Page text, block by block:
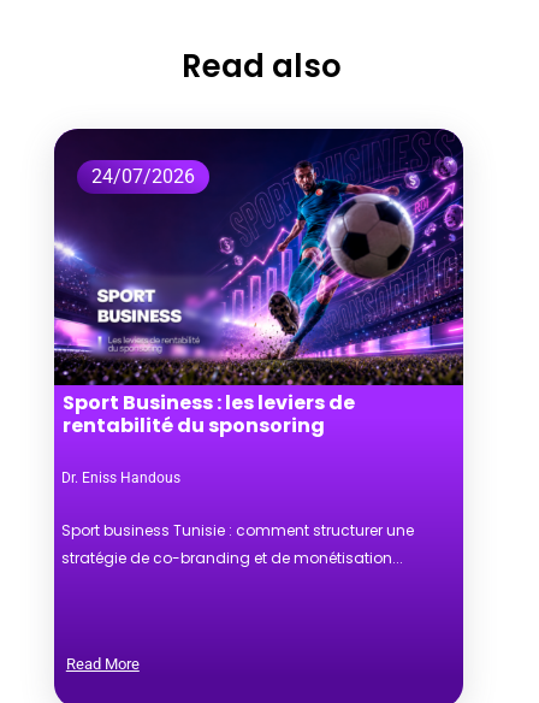
Read also
Sport Business : les leviers de
rentabilité du sponsoring
Dr. Eniss Handous
24/07/2026
Sport business Tunisie : comment structurer une
stratégie de co-branding et de monétisation...
Read More